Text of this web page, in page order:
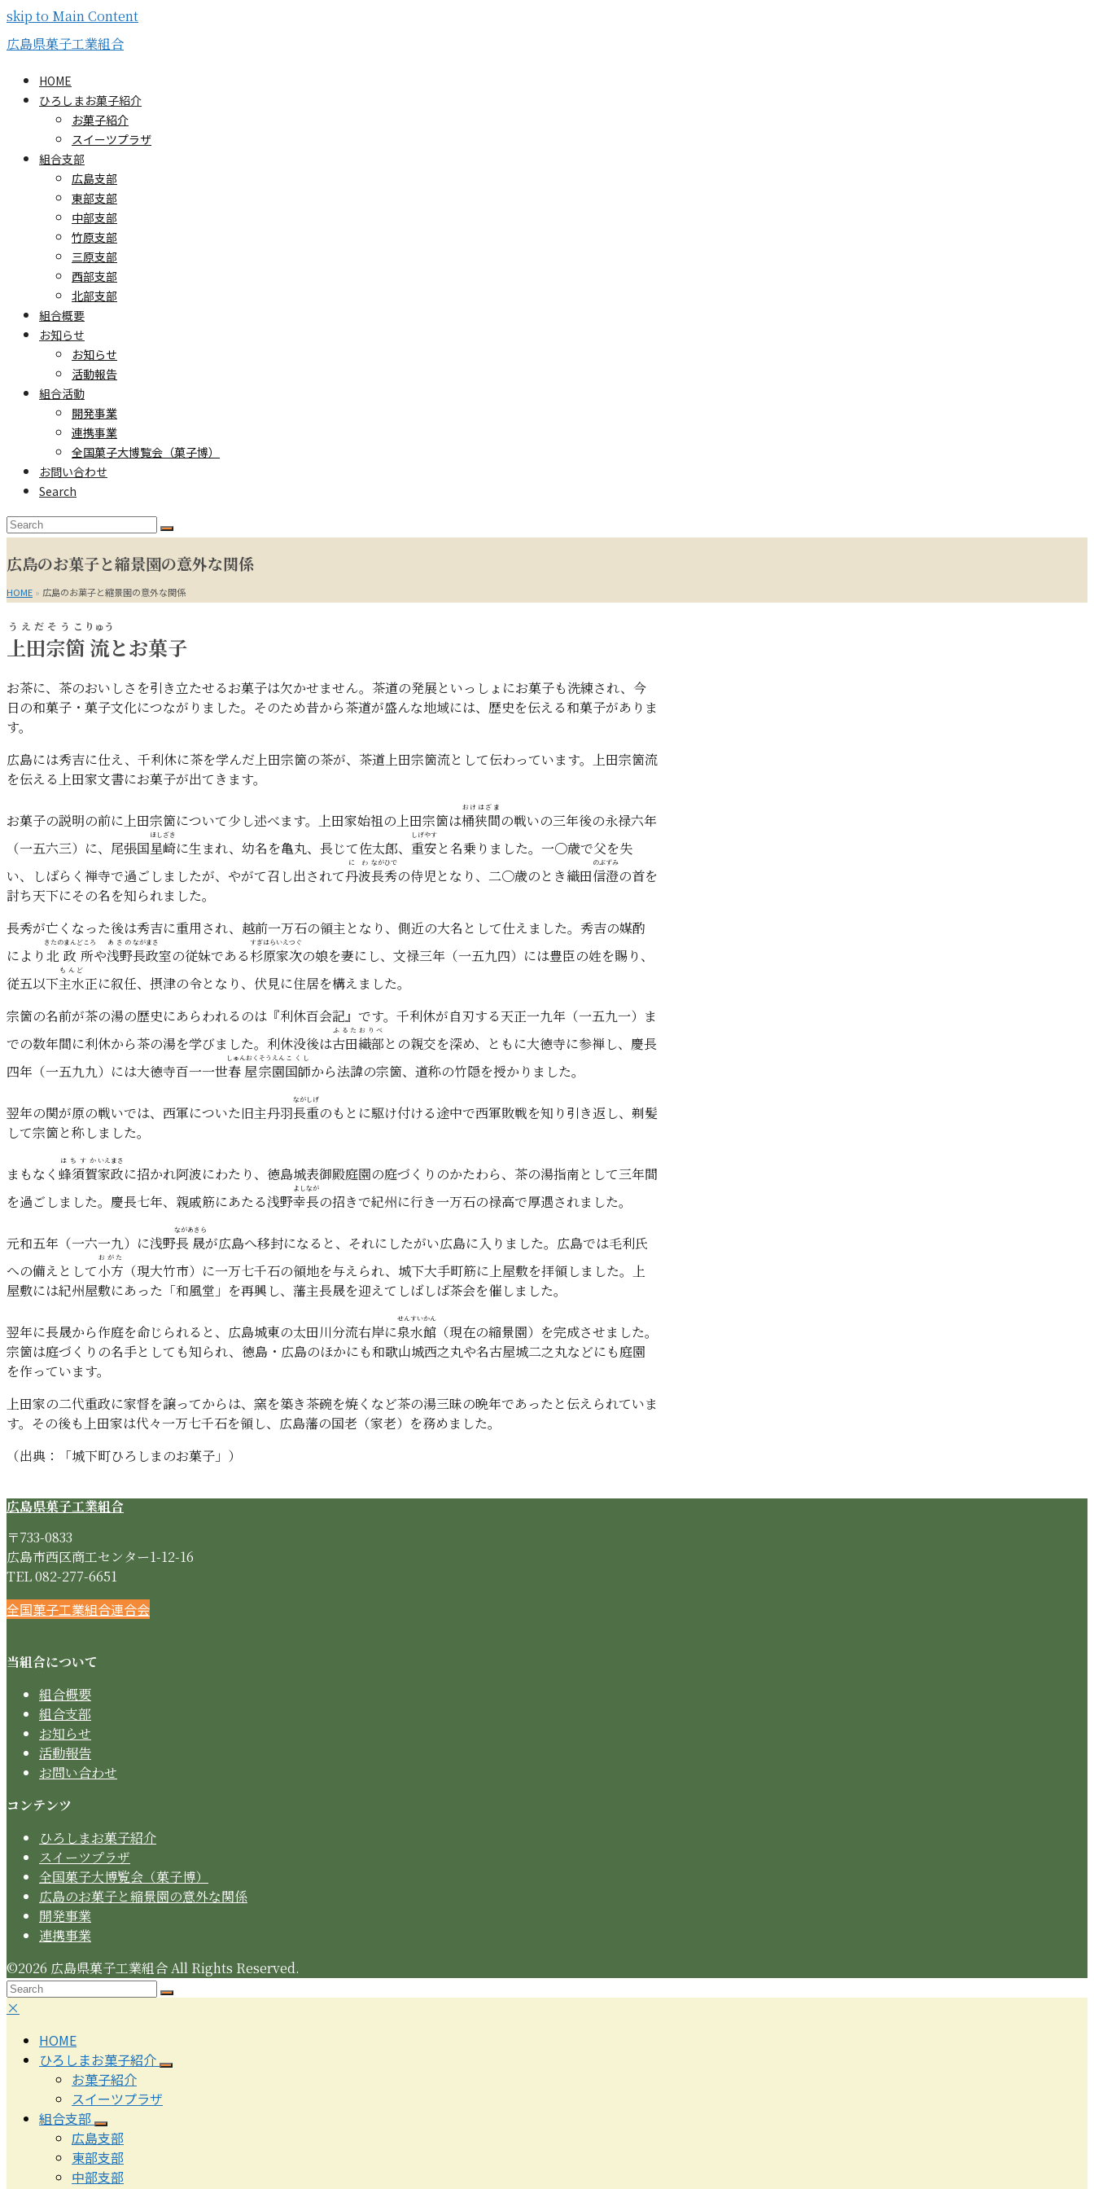
skip to Main Content
広島県菓子工業組合
HOME
ひろしまお菓子紹介
お菓子紹介
スイーツプラザ
組合支部
広島支部
東部支部
中部支部
竹原支部
三原支部
西部支部
北部支部
組合概要
お知らせ
お知らせ
活動報告
組合活動
開発事業
連携事業
全国菓子大博覧会（菓子博）
お問い合わせ
Search
Search
Submit
広島のお菓子と縮景園の意外な関係
HOME » 広島のお菓子と縮景園の意外な関係
上田
うえだ
宗箇
そうこ
流
りゅう
とお菓子
お茶に、茶のおいしさを引き立たせるお菓子は欠かせません。茶道の発展といっしょにお菓子も洗練され、今
日の和菓子・菓子文化につながりました。そのため昔から茶道が盛んな地域には、歴史を伝える和菓子がありま
す。
広島には秀吉に仕え、千利休に茶を学んだ上田宗箇の茶が、茶道上田宗箇流として伝わっています。上田宗箇流
を伝える上田家文書にお菓子が出てきます。
お菓子の説明の前に上田宗箇について少し述べます。上田家始祖の上田宗箇は桶狭間
おけはざま
の戦いの三年後の永禄六年
（一五六三）に、尾張国星崎
ほしざき
に生まれ、幼名を亀丸、長じて佐太郎、 重安
しげやす
と名乗りました。一〇歳で父を失
い、しばらく禅寺で過ごしましたが、やがて召し出されて丹波
にわ
長秀
ながひで
の侍児となり、二〇歳のとき織田信澄
のぶずみ
の首を
討ち天下にその名を知られました。
長秀が亡くなった後は秀吉に重用され、越前一万石の領主となり、側近の大名として仕えました。秀吉の媒酌
により 北政所
きたのまんどころ
や浅野
あさの
長政
ながまさ
室の従妹である杉原
すぎはら
家次
いえつぐ
の娘を妻にし、文禄三年（一五九四）には豊臣の姓を賜り、
従五以下主水
もんど
正に叙任、摂津の令となり、伏見に住居を構えました。
宗箇の名前が茶の湯の歴史にあらわれるのは『利休百会記』です。千利休が自刃する天正一九年（一五九一）ま
での数年間に利休から茶の湯を学びました。利休没後は古田
ふるた
織部
おりべ
との親交を深め、ともに大徳寺に参禅し、慶長
四年（一五九九）には大徳寺百一一世春屋
しゅんおく
宗園
そうえん
国師
こくし
から法諱の宗箇、道称の竹隠を授かりました。
翌年の関が原の戦いでは、西軍についた旧主丹羽長重
ながしげ
のもとに駆け付ける途中で西軍敗戦を知り引き返し、剃髪
して宗箇と称しました。
まもなく 蜂須賀
はちすか
家政
いえまさ
に招かれ阿波にわたり、徳島城表御殿庭園の庭づくりのかたわら、茶の湯指南として三年間
を過ごしました。慶長七年、親戚筋にあたる浅野幸長
よしなが
の招きで紀州に行き一万石の禄高で厚遇されました。
元和五年（一六一九）に浅野長晟
ながあきら
が広島へ移封になると、それにしたがい広島に入りました。広島では毛利氏
への備えとして小方
おがた
（現大竹市）に一万七千石の領地を与えられ、城下大手町筋に上屋敷を拝領しました。上
屋敷には紀州屋敷にあった「和風堂」を再興し、藩主長晟を迎えてしばしば茶会を催しました。
翌年に長晟から作庭を命じられると、広島城東の太田川分流右岸に泉水館
せんすいかん
（現在の縮景園）を完成させました。
宗箇は庭づくりの名手としても知られ、徳島・広島のほかにも和歌山城西之丸や名古屋城二之丸などにも庭園
を作っています。
上田家の二代重政に家督を譲ってからは、窯を築き茶碗を焼くなど茶の湯三昧の晩年であったと伝えられていま
す。その後も上田家は代々一万七千石を領し、広島藩の国老（家老）を務めました。
（出典：「城下町ひろしまのお菓子」）
広島県菓子工業組合
〒733-0833
広島市西区商工センター1-12-16
TEL 082-277-6651
Instagram
Twitter
Facebook
全国菓子工業組合連合会
当組合について
組合概要
組合支部
お知らせ
活動報告
お問い合わせ
コンテンツ
ひろしまお菓子紹介
スイーツプラザ
全国菓子大博覧会（菓子博）
広島のお菓子と縮景園の意外な関係
開発事業
連携事業
©2026 広島県菓子工業組合 All Rights Reserved.
Search
Submit
Back
Top
×
イ
ル
ュ
HOME
ひろしまお菓子紹介
お菓子紹介
スイーツプラザ
組合支部
広島支部
東部支部
中部支部